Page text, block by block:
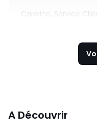
Caroline, Service
A Découvrir